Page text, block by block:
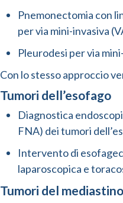
Pnemonectomia con
per via mini-invasiva
Pleurodesi per via
Con lo stesso approccio
Tumori dell’esofago
Diagnostica
FNA) dei tumori
Intervento di
laparoscopica e
Tumori del mediastino